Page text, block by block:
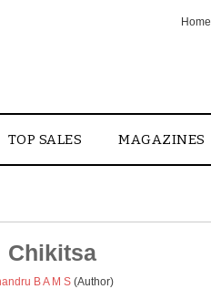
Home
TOP SALES MAGAZINES
Chikitsa
B A M S (Author)